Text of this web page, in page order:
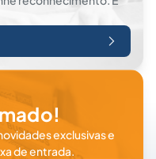
exclusivas e
de entrada.